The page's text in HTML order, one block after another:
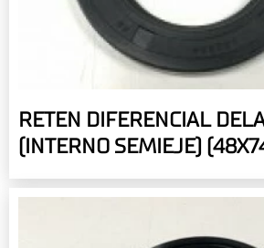
RETEN DIFERENCIAL
(INTERNO SEMIEJE)